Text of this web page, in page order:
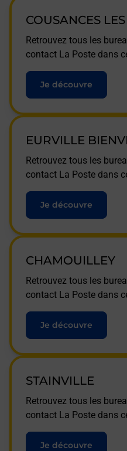
COUSANCES
Retrouvez tous les
contact La Poste dans
Je découvre
EURVILLE
Retrouvez tous les
contact La Poste dans
Je découvre
CHAMOUILLEY
Retrouvez tous les
contact La Poste dans
Je découvre
STAINVILLE
Retrouvez tous les
contact La Poste dans
Je découvre